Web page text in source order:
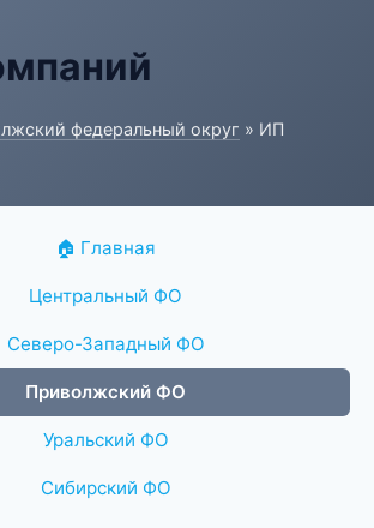
федеральный округ » ИП
🏠 Главная
Центральный ФО
Северо-Западный ФО
Приволжский ФО
Уральский ФО
Сибирский ФО